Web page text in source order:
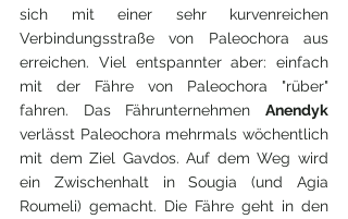
sich mit einer sehr kurvenreichen
Verbindungsstraße von Paleochora aus
erreichen. Viel entspannter aber: einfach
mit der Fähre von Paleochora "rüber"
fahren. Das Fährunternehmen
verlässt Paleochora mehrmals wöchentlich
mit dem Ziel Gavdos. Auf dem Weg wird
ein Zwischenhalt in Sougia (und Agia
Roumeli) gemacht. Die Fähre geht in den